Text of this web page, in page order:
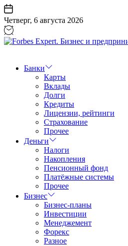
Перейти
к
содержанию
Четверг, 6 августа 2026
Бизнес
предпринимательство
Банки
Карты
Вклады
Долги
Кредиты
Лицензии, рейтинги
Страхование
Прочее
Деньги
Налоги
Накопления
Пенсионный фонд
Платёжные системы
Прочее
Бизнес
Бизнес-планы
Инвестиции
Менеджемент
Форекс
Разное